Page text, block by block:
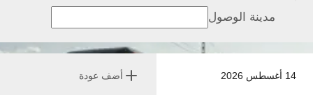
14 أغسطس 2026 أضف عودة
مدينة الوصول